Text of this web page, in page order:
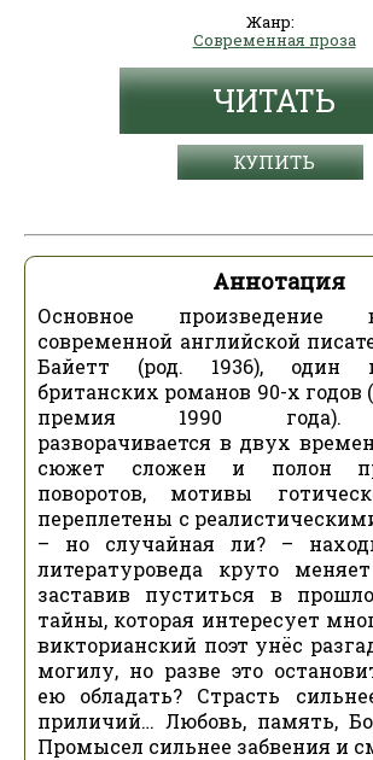
Жанр:
Современная проза
ЧИТАТЬ
КУПИТЬ
Аннотация
Основное произведение
современной английской
Байетт (род. 1936), один
британских романов 90-х годов
премия 1990 года).
разворачивается в двух
сюжет сложен и полон
поворотов, мотивы
переплетены с
– но случайная ли? –
литературоведа круто
заставив пуститься в
тайны, которая интересует
викторианский поэт унёс
могилу, но разве это
ею обладать? Страсть
приличий… Любовь, память,
Промысел сильнее забвения и